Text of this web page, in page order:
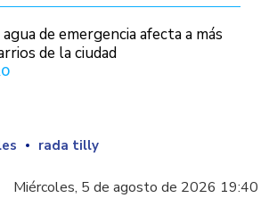
de emergencia afecta a más
de la ciudad
rada tilly
Miércoles, 5 de agosto de 2026 19:40